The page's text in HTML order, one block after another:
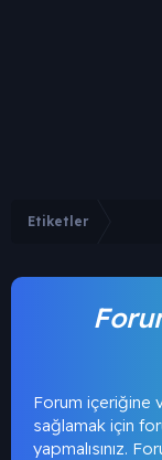
Etiketler
Forum içeriğine
sağlamak için
yapmalısınız.